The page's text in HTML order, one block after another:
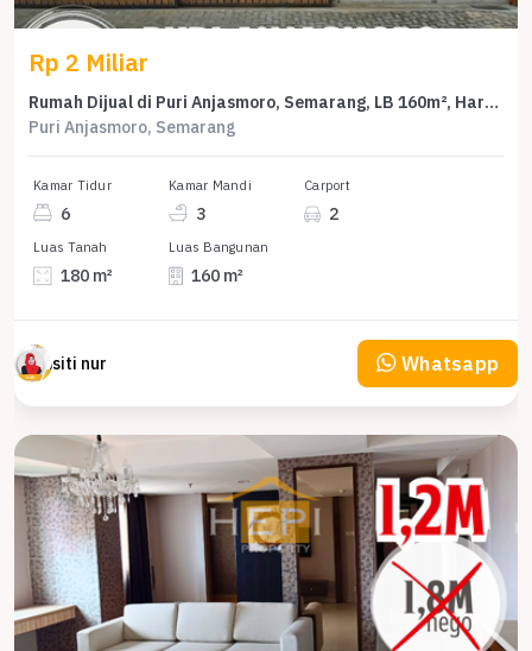
Rp 2 Miliar
Rumah Dijual di Puri Anjasmoro, Semarang, LB 160m², Harga Terbaik!
Puri Anjasmoro, Semarang
Kamar Tidur
6
Kamar Mandi
3
Carport
2
Luas Tanah
180 m²
Luas Bangunan
160 m²
siti nur Whatsapp